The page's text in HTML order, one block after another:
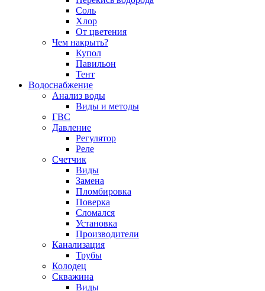
Соль
Хлор
От цветения
Чем накрыть?
Купол
Павильон
Тент
Водоснабжение
Анализ воды
Виды и методы
ГВС
Давление
Регулятор
Реле
Счетчик
Виды
Замена
Пломбировка
Поверка
Сломался
Установка
Производители
Канализация
Трубы
Колодец
Скважина
Виды